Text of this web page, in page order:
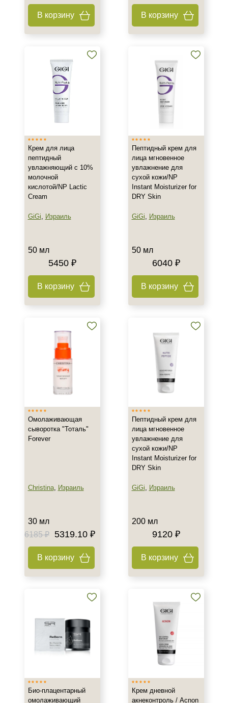
30 мл
50 мл
Аминокислоты
Бисаболол
Время применения
Вечер
День
Ежедневный
Показать еще
В корзину В корзину
Крем для лица
пептидный
увлажняющий с 10%
молочной
кислотой/NP Lactic
Cream
GiGi, Израиль
50 мл
5450 ₽
В корзину
Пептидный крем для
лица мгновенное
увлажнение для
сухой кожи/NP
Instant Moisturizer for
DRY Skin
GiGi, Израиль
50 мл
6040 ₽
В корзину
Омолаживающая
сыворотка "Тоталь"
Forever
Christina, Израиль
30 мл
6185 ₽ 5319.10 ₽
В корзину
Пептидный крем для
лица мгновенное
увлажнение для
сухой кожи/NP
Instant Moisturizer for
DRY Skin
GiGi, Израиль
200 мл
9120 ₽
В корзину
Био-плацентарный
омолаживающий
Крем дневной
акнеконтроль / Acnon